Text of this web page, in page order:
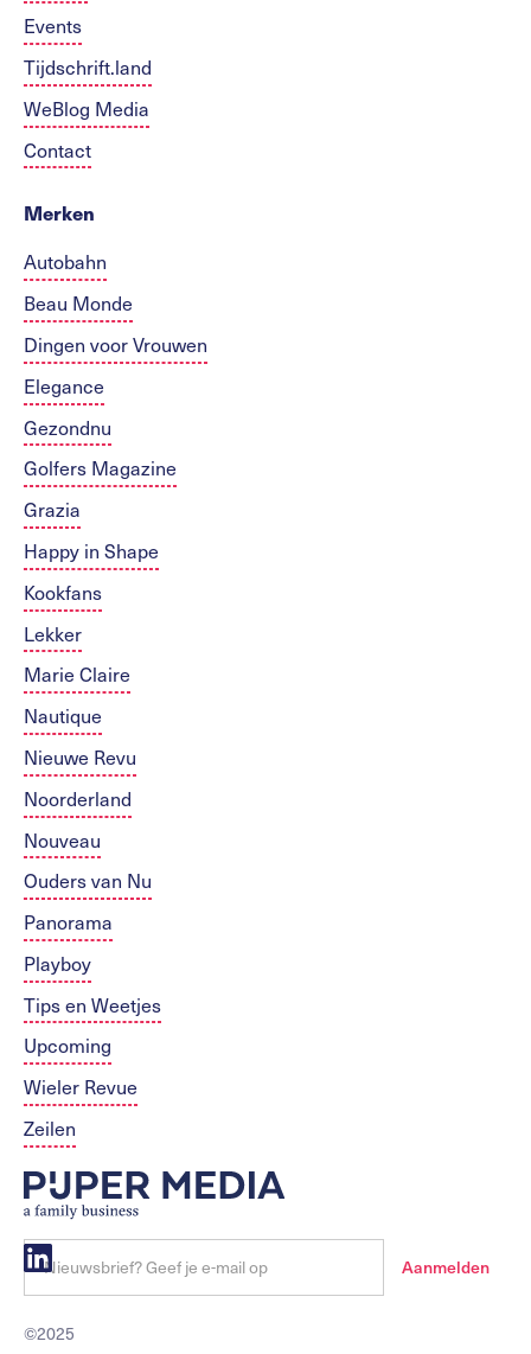
Events
Tijdschrift.land
WeBlog Media
Contact
Merken
Autobahn
Beau Monde
Dingen voor Vrouwen
Elegance
Gezondnu
Golfers Magazine
Grazia
Happy in Shape
Kookfans
Lekker
Marie Claire
Nautique
Nieuwe Revu
Noorderland
Nouveau
Ouders van Nu
Panorama
Playboy
Tips en Weetjes
Upcoming
Wieler Revue
Zeilen
©2025